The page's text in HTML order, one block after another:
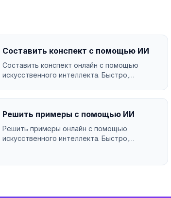
Составить конспект с помощью ИИ
Составить конспект онлайн с помощью
искусственного интеллекта. Быстро,
Решить примеры с помощью ИИ
Решить примеры онлайн с помощью
искусственного интеллекта. Быстро,